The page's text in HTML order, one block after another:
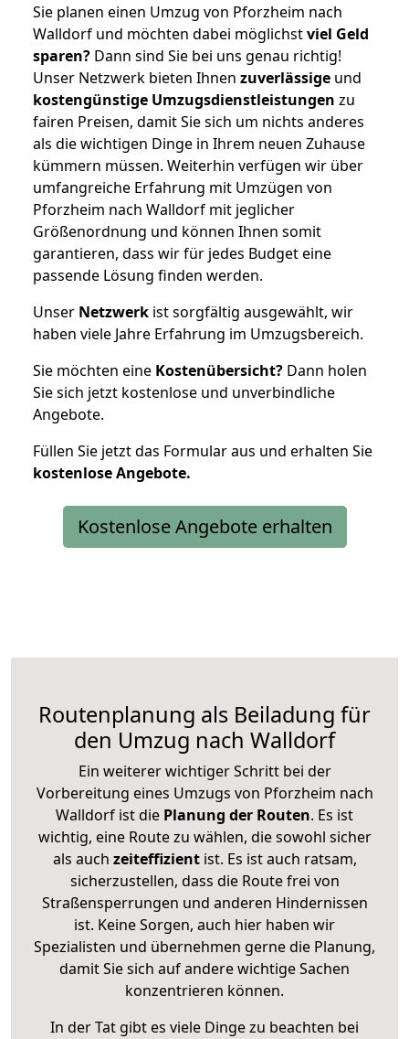
Sie planen einen Umzug von Pforzheim nach
Walldorf und möchten dabei möglichstviel Geld
sparen? Dann sind Sie bei uns genau richtig!
Unser Netzwerk bieten Ihnen zuverlässige und
kostengünstige Umzugsdienstleistungen zu
fairen Preisen, damit Sie sich um nichts anderes
als die wichtigen Dinge in Ihrem neuen Zuhause
kümmern müssen. Weiterhin verfügen wir über
umfangreiche Erfahrung mit Umzügen von
Pforzheim nach Walldorf mit jeglicher
Größenordnung und können Ihnen somit
garantieren, dass wir für jedes Budget eine
passende Lösung finden werden.
Unser Netzwerk ist sorgfältig ausgewählt, wir
haben viele Jahre Erfahrung im Umzugsbereich.
Sie möchten eine Kostenübersicht? Dann holen
Sie sich jetzt kostenlose und unverbindliche
Angebote.
Füllen Sie jetzt das Formular aus und erhalten Sie
kostenloseAngebote.
Kostenlose Angebote erhalten
Routenplanung als Beiladung für
den Umzug nach Walldorf
Ein weiterer wichtiger Schritt bei der
Vorbereitung eines Umzugs von Pforzheim nach
Walldorf ist die Planung der Routen. Es ist
wichtig, eine Route zu wählen, die sowohl sicher
als auch zeiteffizientist. Es ist auch ratsam,
sicherzustellen, dass die Route frei von
Straßensperrungen und anderen Hindernissen
ist. Keine Sorgen, auch hier haben wir
Spezialisten und übernehmen gerne die Planung,
damit Sie sich auf andere wichtige Sachen
konzentrieren können.
In der Tat gibt es viele Dinge zu beachten bei